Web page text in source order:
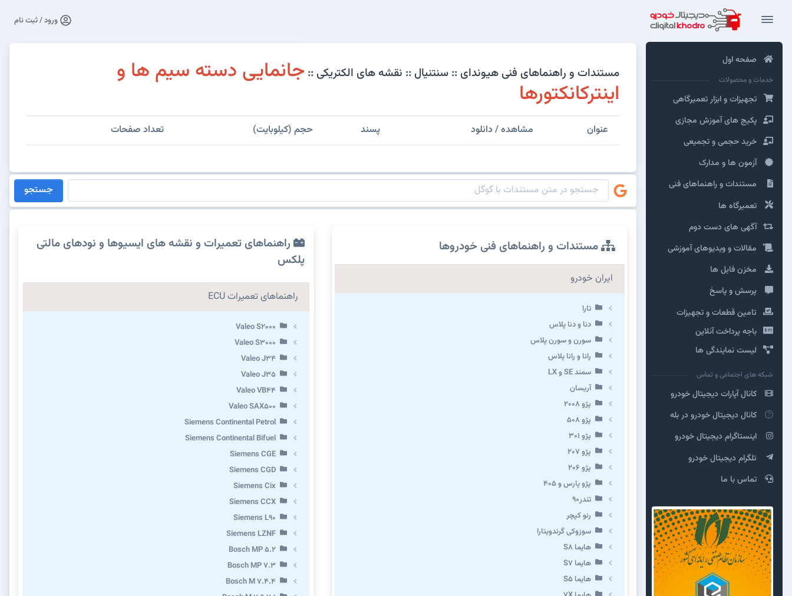
صفحه اول
خدمات و محصولات
تجهیزات و ابزار تعمیرگاهی
پکیج های آموزش مجازی
خرید حجمی و تجمیعی
آزمون ها و مدارک
مستندات و راهنماهای فنی
تعمیرگاه ها
آگهی های دست دوم
مقالات و ویدیوهای آموزشی
مخزن فایل ها
پرسش و پاسخ
تامین قطعات و تجهیزات
باجه پرداخت آنلاین
لیست نمایندگی ها
شبکه های اجتماعی و تماس
کانال آپارات دیجیتال خودرو
کانال دیجیتال خودرو در بله
اینستاگرام دیجیتال خودرو
تلگرام دیجیتال خودرو
تماس با ما
ورود / ثبت نام
مستندات و راهنماهای فنی هیوندای :: سنتنیال :: نقشه های الکتریکی :: جانمایی دسته سیم ها و
اینترکانکتورها
عنوان مشاهده / دانلود پسند حجم (کیلوبایت) تعداد صفحات
جستجو
مستندات و راهنماهای فنی خودروها
ایران خودرو
تارا
دنا و دنا پلاس
سورن و سورن پلاس
رانا و رانا پلاس
سمند SE و LX
آریسان
پژو ۲۰۰۸
پژو ۵۰۸
پژو 301
پژو ۲۰۷
پژو ۲۰۶
پژو پارس و ۴۰۵
تندر۹۰
رنو کپچر
سوزوکی گرندویتارا
هایما S8
هایما S7
هایما S5
راهنماهای تعمیرات و نقشه های ایسیوها و نودهای مالتی
پلکس
راهنماهای تعمیرات ECU
Valeo S2000
Valeo S3000
Valeo J34
Valeo J35
Valeo VB44
Valeo SAX500
Siemens Continental Petrol
Siemens Continental Bifuel
Siemens CGE
Siemens CGD
Siemens Cix
Siemens CCX
Siemens L90
Siemens LZNF
Bosch MP 5.2
Bosch MP 7.3
Bosch M 7.4.4